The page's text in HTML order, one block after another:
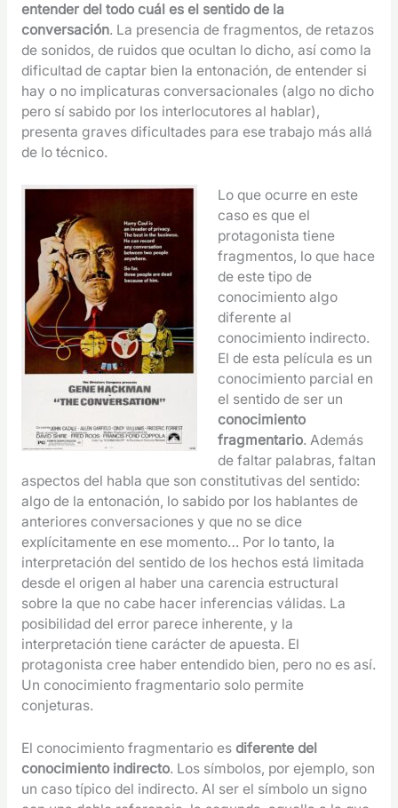
entender del todo cuál es el sentido de la
conversación. La presencia de fragmentos, de retazos
de sonidos, de ruidos que ocultan lo dicho, así como la
dificultad de captar bien la entonación, de entender si
hay o no implicaturas conversacionales (algo no dicho
pero sí sabido por los interlocutores al hablar),
presenta graves dificultades para ese trabajo más allá
de lo técnico.
Lo que ocurre en este
caso es que el
protagonista tiene
fragmentos, lo que hace
de este tipo de
conocimiento algo
diferente al
conocimiento indirecto.
El de esta película es un
conocimiento parcial en
el sentido de ser un
conocimiento
fragmentario. Además
de faltar palabras, faltan
aspectos del habla que son constitutivas del sentido:
algo de la entonación, lo sabido por los hablantes de
anteriores conversaciones y que no se dice
explícitamente en ese momento… Por lo tanto, la
interpretación del sentido de los hechos está limitada
desde el origen al haber una carencia estructural
sobre la que no cabe hacer inferencias válidas. La
posibilidad del error parece inherente, y la
interpretación tiene carácter de apuesta. El
protagonista cree haber entendido bien, pero no es así.
Un conocimiento fragmentario solo permite
conjeturas.
El conocimiento fragmentario es diferente del
conocimiento indirecto. Los símbolos, por ejemplo, son
un caso típico del indirecto. Al ser el símbolo un signo